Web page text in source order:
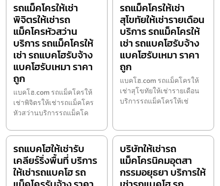
รถแม็คโครให้เช่า
พิจิตรให้เช่ารถ
แม็คโครหัวสว่าน
บริการ รถแม็คโครให้
เช่า รถแบคโฮรับจ้าง
แบคโฮรับเหมา ราคา
ถูก
แบคโฮ.com รถแม็คโครให้
เช่าพิจิตรให้เช่ารถแม็คโคร
หัวสว่านบริการรถแม็คโค
รถแม็คโครให้เช่า
สุโขทัยให้เช่ารายเดือน
บริการ รถแม็คโครให้
เช่า รถแบคโฮรับจ้าง
แบคโฮรับเหมา ราคา
ถูก
แบคโฮ.com รถแม็คโครให้
เช่าสุโขทัยให้เช่ารายเดือน
บริการรถแม็คโครให้เช่
รถแบคโฮให้เช่ารับ
เคลียร์ริ่งพื้นที่ บริการ
ให้เช่ารถแบคโฮ รถ
บริษัทให้เช่ารถ
แม็คโครนิคมอุตสา
กรรมอยุธยา บริการให้